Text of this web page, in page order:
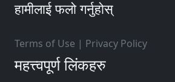
हामीलाई फलो गर्नुहोस्
Terms of Use | Privacy Policy
महत्त्वपूर्ण लिंकहरु